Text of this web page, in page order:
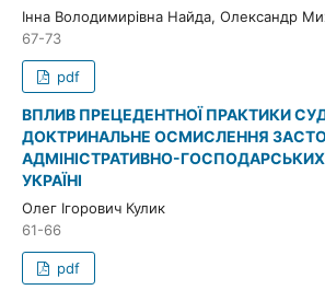
Інна Володимирівна Найда, Олександр
67-73
pdf
ВПЛИВ ПРЕЦЕДЕНТНОЇ ПРАКТИКИ
ДОКТРИНАЛЬНЕ ОСМИСЛЕННЯ
АДМІНІСТРАТИВНО-ГОСПОДАРСЬКИХ
УКРАЇНІ
Олег Ігорович Кулик
61-66
pdf